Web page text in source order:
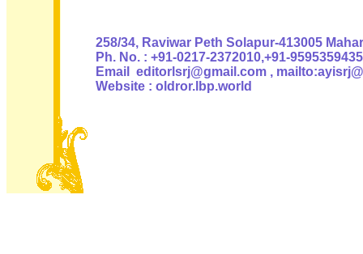
258/34, Raviwar Peth Solapur-413005
Ph. No. : +91-0217-2372010,+91-9595359435
Email editorlsrj@gmail.com ,
Website : oldror.lbp.world